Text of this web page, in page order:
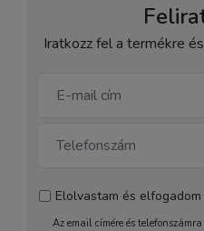
Iratkozz fel a termékre
Elolvastam és elfogadom
Az email címére és